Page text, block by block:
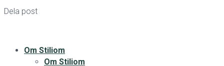
Dela post
Om Stiliom
Om Stiliom